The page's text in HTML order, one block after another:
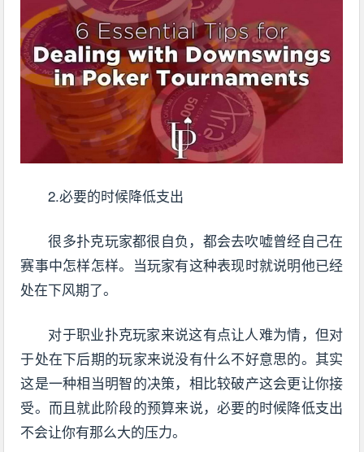
2.必要的时候降低支出
很多扑克玩家都很自负，都会去吹嘘曾经自己在
赛事中怎样怎样。当玩家有这种表现时就说明他已经
处在下风期了。
对于职业扑克玩家来说这有点让人难为情，但对
于处在下后期的玩家来说没有什么不好意思的。其实
这是一种相当明智的决策，相比较破产这会更让你接
受。而且就此阶段的预算来说，必要的时候降低支出
不会让你有那么大的压力。